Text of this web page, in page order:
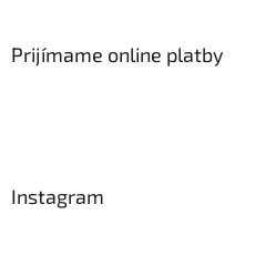
Prijímame online platby
Instagram